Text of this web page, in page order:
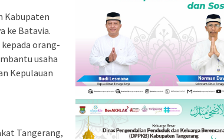
Kabupaten
ke Batavia.
orang-
usaha
Kepulauan
Tangerang,